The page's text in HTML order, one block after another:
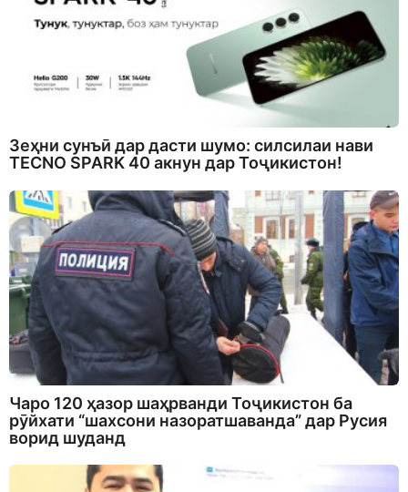
Зеҳни сунъӣ дар дасти шумо: силсилаи нави
TECNO SPARK 40 акнун дар Тоҷикистон!
Чаро 120 ҳазор шаҳрванди Тоҷикистон ба
рӯйхати “шахсони назоратшаванда” дар Русия
ворид шуданд